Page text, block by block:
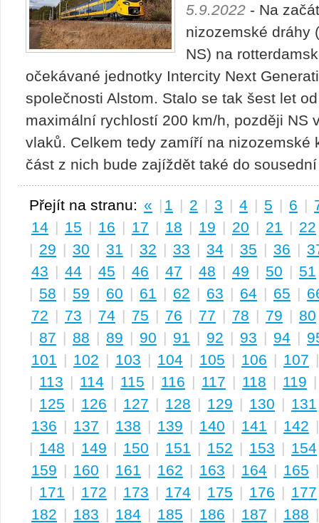
5.9.2022 - Na
nizozemské dráhy
NS) na
očekávané jednotky Intercity Next
společnosti Alstom. Stalo se tak šest let
maximální rychlostí 200 km/h, později NS
vlaků. Celkem tedy zamíří na nizozemské
část z nich bude zajíždět také do
Přejít na stranu: « | 1 | 2 | 3 | 4 | 5 | 6 |
14 | 15 | 16 | 17 | 18 | 19 | 20 | 21 | 22
| 29 | 30 | 31 | 32 | 33 | 34 | 35 | 36 |
43 | 44 | 45 | 46 | 47 | 48 | 49 | 50 | 51
| 58 | 59 | 60 | 61 | 62 | 63 | 64 | 65 |
72 | 73 | 74 | 75 | 76 | 77 | 78 | 79 | 80
| 87 | 88 | 89 | 90 | 91 | 92 | 93 | 94 |
101 | 102 | 103 | 104 | 105 | 106 | 107
| 113 | 114 | 115 | 116 | 117 | 118 | 119
| 125 | 126 | 127 | 128 | 129 | 130 | 131
136 | 137 | 138 | 139 | 140 | 141 | 142
| 148 | 149 | 150 | 151 | 152 | 153 | 154
159 | 160 | 161 | 162 | 163 | 164 | 165
| 171 | 172 | 173 | 174 | 175 | 176 | 177
182 | 183 | 184 | 185 | 186 | 187 | 188